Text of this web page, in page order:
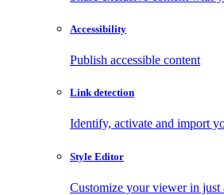
Accessibility
Publish accessible content
Link detection
Identify, activate and import
Style Editor
Customize your viewer in just